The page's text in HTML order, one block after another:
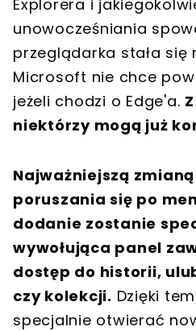
Explorera i
unowocześniania
przeglądarka stała się
Microsoft nie chce
jeżeli chodzi o Edge'a.
niektórzy mogą już
Najważniejszą
poruszania się po
dodanie zostanie
wywołująca panel
dostęp do historii,
czy kolekcji. Dzięki
specjalnie otwierać